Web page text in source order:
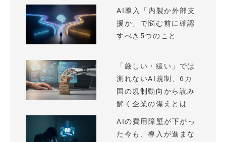
AI導入「内製か外部支
援か」で悩む前に確認
すべき5つのこと
「厳しい・緩い」では
測れないAI規制、6カ
国の規制動向から読み
解く企業の備えとは
AIの費用障壁が下がっ
た今も、導入が進まな